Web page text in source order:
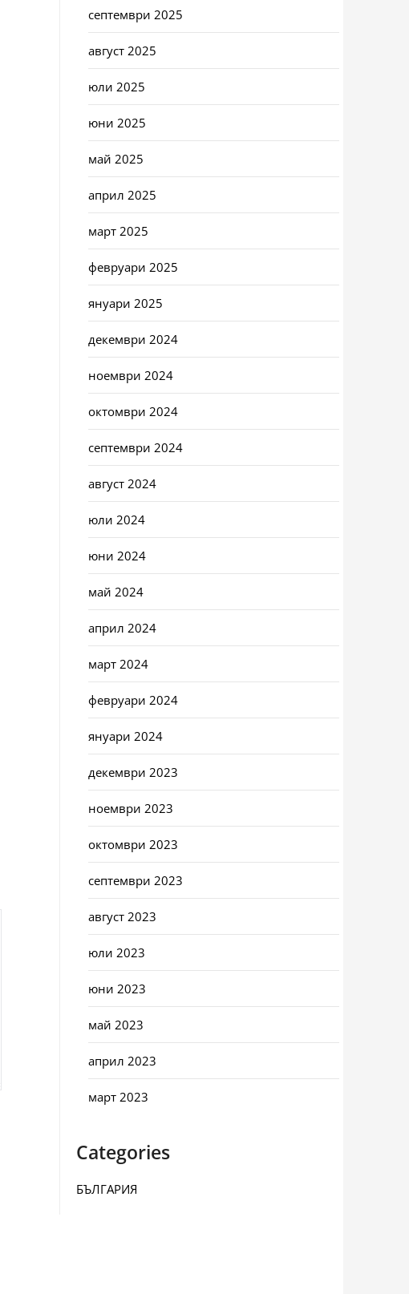
септември 2025
август 2025
юли 2025
юни 2025
май 2025
април 2025
март 2025
февруари 2025
януари 2025
декември 2024
ноември 2024
октомври 2024
септември 2024
август 2024
юли 2024
юни 2024
май 2024
април 2024
март 2024
февруари 2024
януари 2024
декември 2023
ноември 2023
октомври 2023
септември 2023
август 2023
юли 2023
юни 2023
май 2023
април 2023
март 2023
Categories
БЪЛГАРИЯ